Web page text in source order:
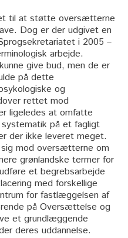
til at støtte oversætterne
Dog er der udgivet en
i 2005 –
arbejde.
give bud, men de er
på dette
og
rettet mod
ligeledes at omfatte
på et fagligt
der ikke leveret meget.
mod oversætterne om
grønlandske termer for
et begrebsarbejde
med forskellige
for fastlæggelsen af
på Oversættelse og
et grundlæggende
deres uddannelse.